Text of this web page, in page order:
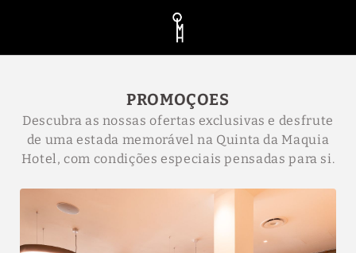
PROMOÇOES
Descubra as nossas ofertas exclusivas e desfrute
de uma estada memorável na Quinta da Maquia
Hotel, com condições especiais pensadas para si.